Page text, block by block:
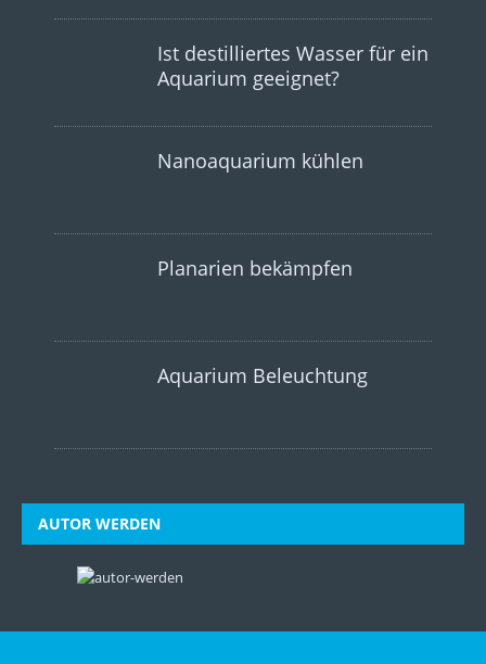
Ist destilliertes Wasser für ein
Aquarium geeignet?
Nanoaquarium kühlen
Planarien bekämpfen
Aquarium Beleuchtung
AUTOR WERDEN